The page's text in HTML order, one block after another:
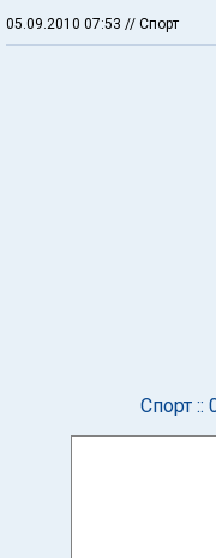
05.09.2010 07:53 // Спорт
Спорт ::